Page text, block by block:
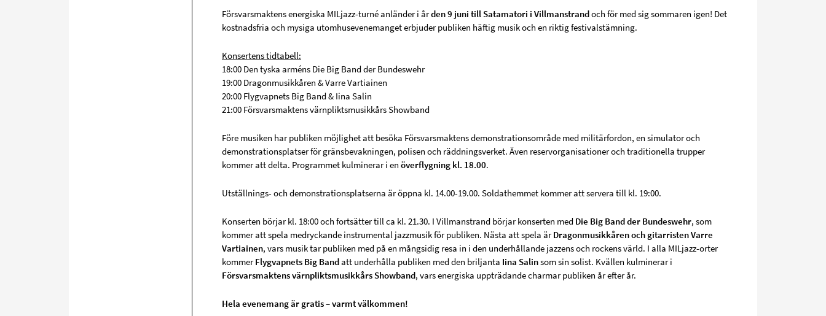
Försvarsmaktens energiska MILjazz-turné anländer i ården 9 juni till Satamatori i Villmanstrandoch för med sig sommaren igen! Det
kostnadsfria och mysiga utomhusevenemanget erbjuder publiken häftig musik och en riktig festivalstämning.
Konsertens tidtabell:
18:00 Den tyska arméns Die Big Band der Bundeswehr
19:00 Dragonmusikkåren & Varre Vartiainen
20:00 Flygvapnets Big Band & Iina Salin
21:00 Försvarsmaktens värnpliktsmusikkårs Showband
Före musiken har publiken möjlighet att besöka Försvarsmaktens demonstrationsområde med militärfordon, en simulator och
demonstrationsplatser för gränsbevakningen, polisen och räddningsverket. Även reservorganisationer och traditionella trupper
kommer att delta. Programmet kulminerar i en överflygning kl. 18.00.
Utställnings- och demonstrationsplatserna är öppna kl. 14.00-19.00. Soldathemmet kommer att servera till kl. 19:00.
Konserten börjar kl. 18:00 och fortsätter till ca kl. 21.30. I Villmanstrand börjar konserten med Die Big Band der Bundeswehr, som
kommer att spela medryckande instrumental jazzmusik för publiken. Nästa att spela ärDragonmusikkåren och gitarristen Varre
Vartiainen, vars musik tar publiken med på en mångsidig resa in i den underhållande jazzens och rockens värld. I alla MILjazz-orter
kommerFlygvapnets Big Bandatt underhålla publiken med den briljanta Iina Salinsom sin solist. Kvällen kulminerar i
Försvarsmaktens värnpliktsmusikkårs Showband, vars energiska uppträdande charmar publiken år efter år.
Hela evenemang är gratis – varmt välkommen!